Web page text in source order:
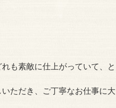
も素敵に仕上がっていて、と
ただき、ご丁寧なお仕事に大